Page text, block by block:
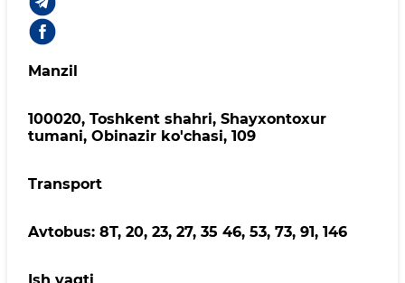
Manzil
100020, Toshkent shahri, Shayxontoxur
tumani, Obinazir ko'chasi, 109
Transport
Avtobus: 8T, 20, 23, 27, 35 46, 53, 73, 91, 146